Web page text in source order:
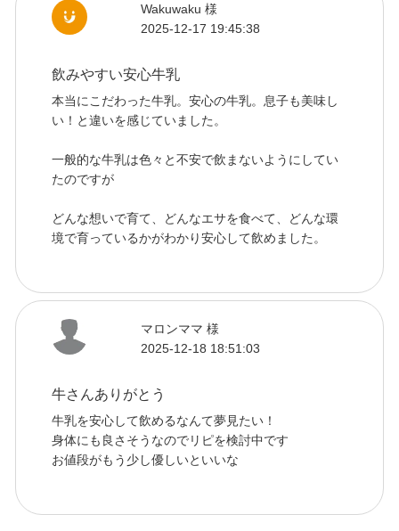
Wakuwaku 様
2025-12-17 19:45:38
飲みやすい安心牛乳
本当にこだわった牛乳。安心の牛乳。息子も美味し
い！と違いを感じていました。
一般的な牛乳は色々と不安で飲まないようにしてい
たのですが
どんな想いで育て、どんなエサを食べて、どんな環
境で育っているかがわかり安心して飲めました。
マロンママ 様
2025-12-18 18:51:03
牛さんありがとう
牛乳を安心して飲めるなんて夢見たい！
身体にも良さそうなのでリピを検討中です
お値段がもう少し優しいといいな